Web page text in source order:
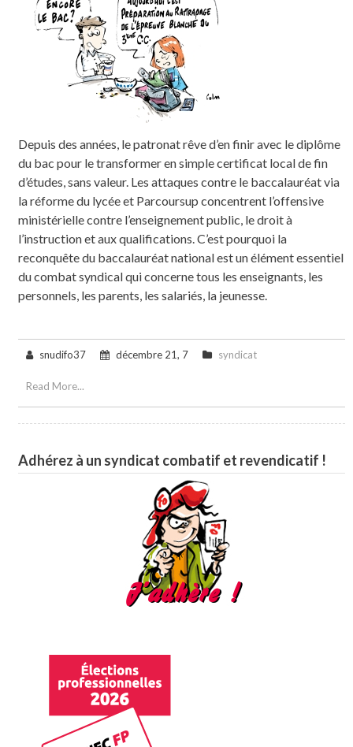
Depuis des années, le patronat rêve d’en finir avec le diplôme
du bac pour le transformer en simple certificat local de fin
d’études, sans valeur. Les attaques contre le baccalauréat via
la réforme du lycée et Parcoursup concentrent l’offensive
ministérielle contre l’enseignement public, le droit à
l’instruction et aux qualifications. C’est pourquoi la
reconquête du baccalauréat national est un élément essentiel
du combat syndical qui concerne tous les enseignants, les
personnels, les parents, les salariés, la jeunesse.
snudifo37 décembre 21, 7 syndicat
Read More...
Adhérez à un syndicat combatif et revendicatif !